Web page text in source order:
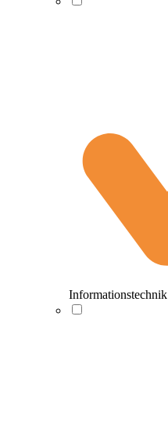
Informationstechnik